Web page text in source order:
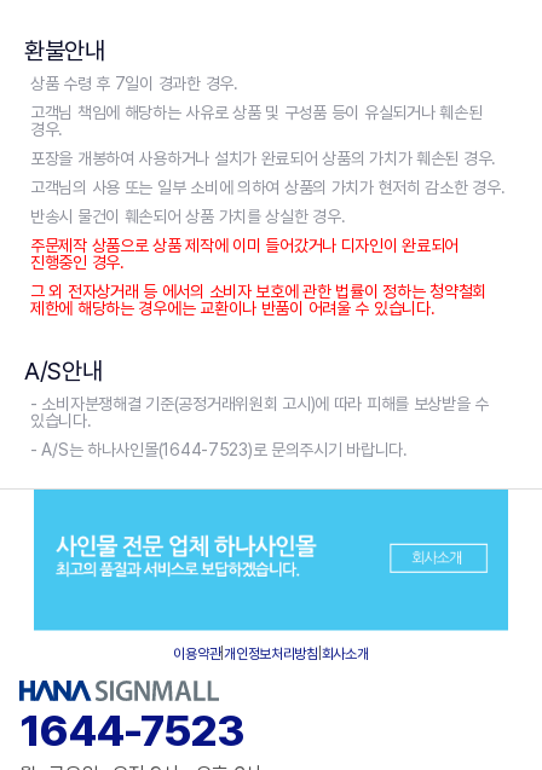
환불안내
상품 수령 후 7일이 경과한 경우.
고객님 책임에 해당하는 사유로 상품 및 구성품 등이 유실되거나 훼손된
경우.
포장을 개봉하여 사용하거나 설치가 완료되어 상품의 가치가 훼손된 경우.
고객님의 사용 또는 일부 소비에 의하여 상품의 가치가 현저히 감소한 경우.
반송시 물건이 훼손되어 상품 가치를 상실한 경우.
주문제작 상품으로 상품 제작에 이미 들어갔거나 디자인이 완료되어
진행중인 경우.
그 외 전자상거래 등 에서의 소비자 보호에 관한 법률이 정하는 청약철회
제한에 해당하는 경우에는 교환이나 반품이 어려울 수 있습니다.
A/S안내
- 소비자분쟁해결 기준(공정거래위원회 고시)에 따라 피해를 보상받을 수
있습니다.
- A/S는 하나사인몰(1644-7523)로 문의주시기 바랍니다.
이용약관|개인정보처리방침 회사소개
1644-7523